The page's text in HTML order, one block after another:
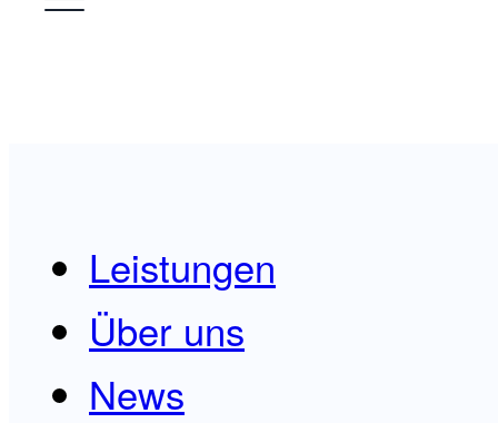
Leistungen
Über uns
News